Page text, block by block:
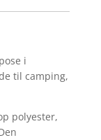
i
til camping,
polyester,